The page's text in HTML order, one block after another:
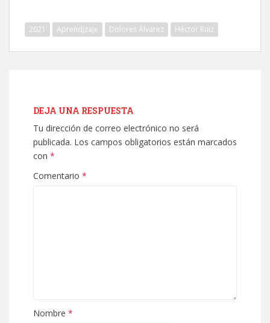
2021 Aprendjzaje Dolores Álvarez Héctor Ruiz
DEJA UNA RESPUESTA
Tu dirección de correo electrónico no será
publicada. Los campos obligatorios están marcados
con *
Comentario *
Nombre *